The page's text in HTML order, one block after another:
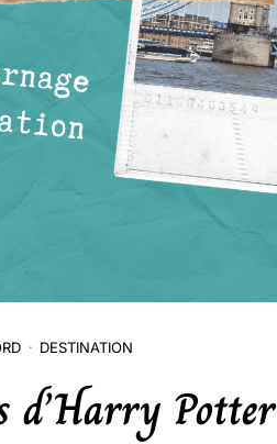
DESTINATION
d’Harry